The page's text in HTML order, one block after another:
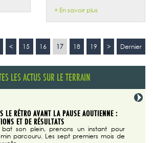
+ En savoir plus
< 15 16 17 18 19 > Dernier
LES ACTUS SUR LE TERRAIN
LE RÉTRO AVANT LA PAUSE AOUTIENNE :
ET DE RÉSULTATS
son plein, prenons un instant pour
parcouru. Les sept premiers mois de
29/07/